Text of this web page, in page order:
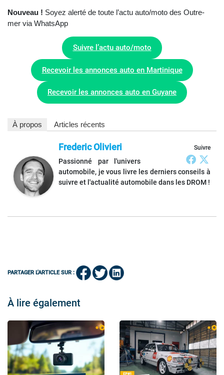
Nouveau ! Soyez alerté de toute l’actu auto/moto des Outre-
mer via WhatsApp
Suivre l’actu auto/moto
Recevoir les annonces auto en Martinique
Recevoir les annonces auto en Guyane
À propos Articles récents
Suivre
Frederic Olivieri
Passionné par l'univers
automobile, je vous livre les derniers conseils à
suivre et l'actualité automobile dans les DROM !
PARTAGER L'ARTICLE SUR :
À lire également